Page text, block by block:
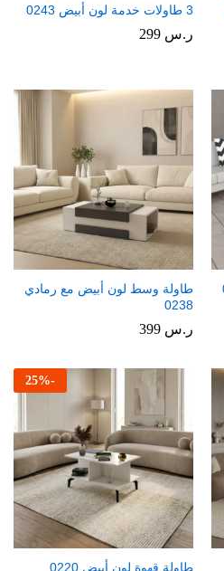
3 طاولات خدمة لون أبيض 0243
ر.س
طاولة وسط لون أبيض مع رمادي
0238
ر.س
-
25%
طاولة قهوة لون أبيض 0220